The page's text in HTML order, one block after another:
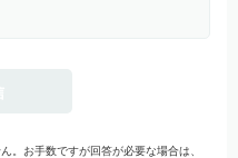
。お手数ですが回答が必要な場合は、